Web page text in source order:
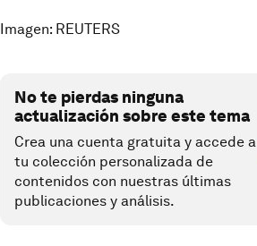
Imagen: REUTERS
No te pierdas ninguna
actualización sobre este tema
Crea una cuenta gratuita y accede a
tu colección personalizada de
contenidos con nuestras últimas
publicaciones y análisis.